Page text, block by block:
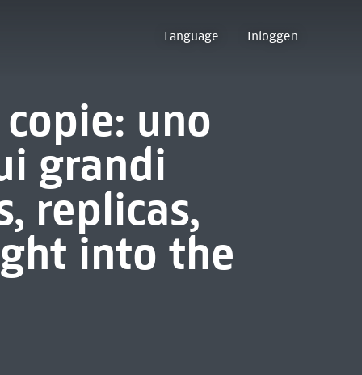
Language Inloggen
uno
grandi
replicas,
into the